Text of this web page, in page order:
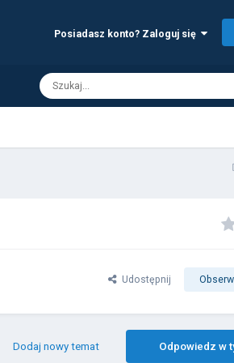
Posiadasz konto? Zaloguj się
Udostępnij
Odpowiedz w
Dodaj nowy temat